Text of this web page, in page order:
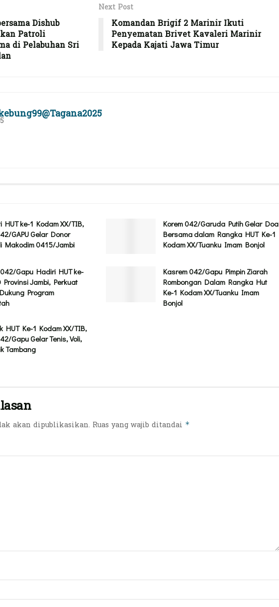
Dishub
Patroli
di Pelabuhan Sri
Next Post
Komandan Brigif 2 Marinir Ikuti
Penyematan Brivet Kavaleri Marinir
Kepada Kajati Jawa Timur
HUT ke-1 Kodam XX/TIB,
GAPU Gelar Donor
Makodim 0415/Jambi
Korem 042/Garuda Putih Gelar Doa
Bersama dalam Rangka HUT Ke-1
Kodam XX/Tuanku Imam Bonjol
Gapu Hadiri HUT ke-
Provinsi Jambi, Perkuat
Program
Kasrem 042/Gapu Pimpin Ziarah
Rombongan Dalam Rangka Hut
Ke-1 Kodam XX/Tuanku Imam
Bonjol
HUT Ke-1 Kodam XX/TIB,
Gapu Gelar Tenis, Voli,
Tambang
akan dipublikasikan. Ruas yang wajib ditandai *